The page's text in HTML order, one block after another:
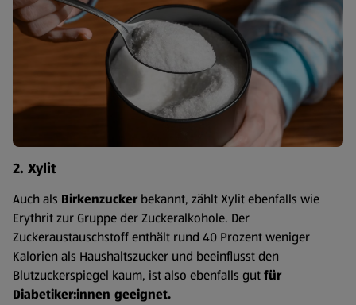
2. Xylit
Auch als Birkenzucker bekannt, zählt Xylit ebenfalls wie
Erythrit zur Gruppe der Zuckeralkohole. Der
Zuckeraustauschstoff enthält rund 40 Prozent weniger
Kalorien als Haushaltszucker und beeinflusst den
Blutzuckerspiegel kaum, ist also ebenfalls gutfür
Diabetiker:innen geeignet.